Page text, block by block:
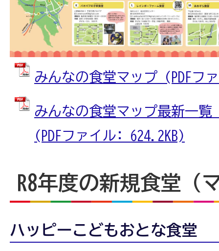
みんなの食堂マップ (PDFフ
みんなの食堂マップ最新一覧
(PDFファイル: 624.2KB)
R8年度の新規食堂（
ハッピーこどもおとな食堂